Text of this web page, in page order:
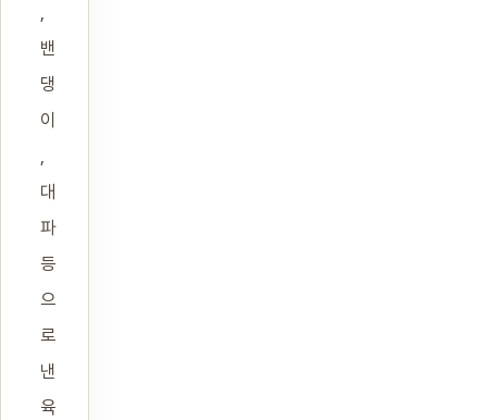
,
밴
댕
이
,
대
파
등
으
로
낸
육